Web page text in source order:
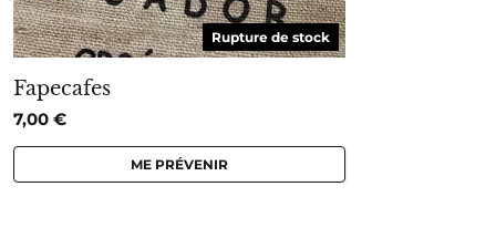
Rupture de stock
Fapecafes
7,00 €
ME PRÉVENIR